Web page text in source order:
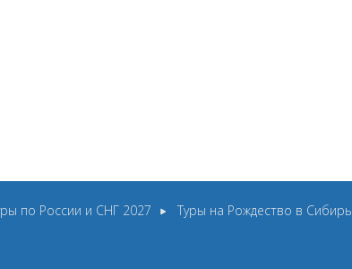
по России и СНГ 2027 Туры на Рождество в Сибирь